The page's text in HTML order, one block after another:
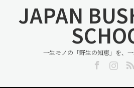
JAPAN
一生モノの「野生の知恵」を、一